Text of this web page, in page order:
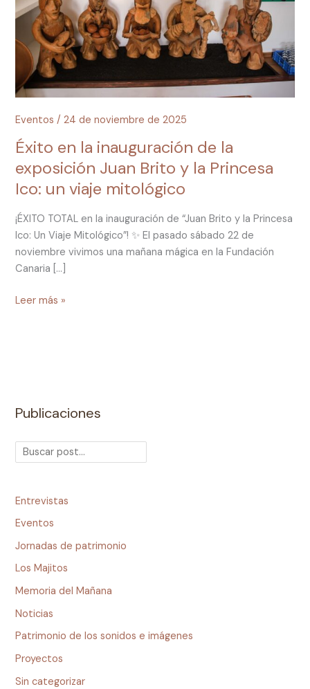
Eventos /24 de noviembre de 2025
Éxito en la inauguración de la
exposición Juan Brito y la Princesa
Ico: un viaje mitológico
¡ÉXITO TOTAL en la inauguración de “Juan Brito y la Princesa
Ico: Un Viaje Mitológico”! ✨ El pasado sábado 22 de
noviembre vivimos una mañana mágica en la Fundación
Canaria […]
exposición
Juan
Brito
la
Princesa
Ico:
viaje
mitológico
Leer más »
Publicaciones
Entrevistas
Eventos
Jornadas de patrimonio
Los Majitos
Memoria del Mañana
Noticias
Patrimonio de los sonidos e imágenes
Proyectos
Sin categorizar